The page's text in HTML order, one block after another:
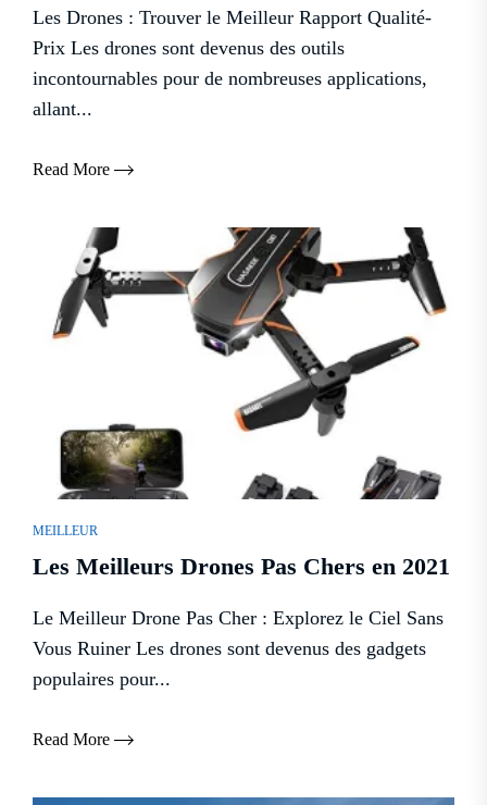
Les Drones : Trouver le Meilleur Rapport Qualité-
Prix Les drones sont devenus des outils
incontournables pour de nombreuses applications,
allant...
Read More
MEILLEUR
Les Meilleurs Drones Pas Chers en 2021
Le Meilleur Drone Pas Cher : Explorez le Ciel Sans
Vous Ruiner Les drones sont devenus des gadgets
populaires pour...
Read More